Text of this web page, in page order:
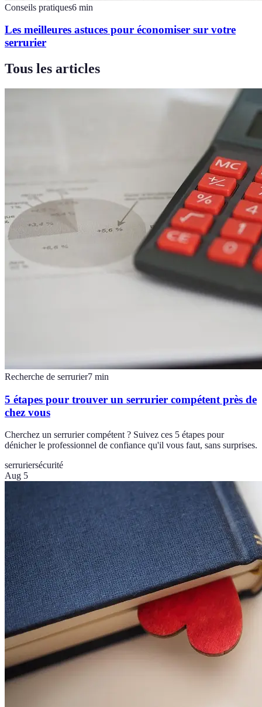
Conseils pratiques6 min
Les meilleures astuces pour économiser sur votre
serrurier
Tous les articles
Recherche de serrurier7 min
5 étapes pour trouver un serrurier compétent près de
chez vous
Cherchez un serrurier compétent ? Suivez ces 5 étapes pour
dénicher le professionnel de confiance qu'il vous faut, sans surprises.
serruriersécurité
Aug 5